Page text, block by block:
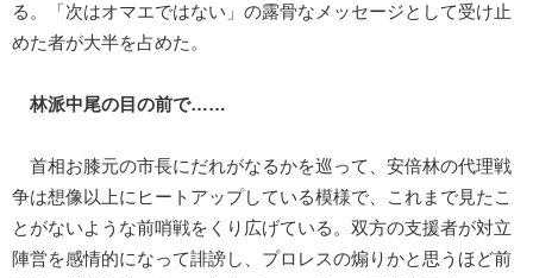
る。「次はオマエではない」の露骨なメッセージとして受け止
めた者が大半を占めた。
林派中尾の目の前で……
首相お膝元の市長にだれがなるかを巡って、安倍林の代理戦
争は想像以上にヒートアップしている模様で、これまで見たこ
とがないような前哨戦をくり広げている。双方の支援者が対立
陣営を感情的になって誹謗し、プロレスの煽りかと思うほど前